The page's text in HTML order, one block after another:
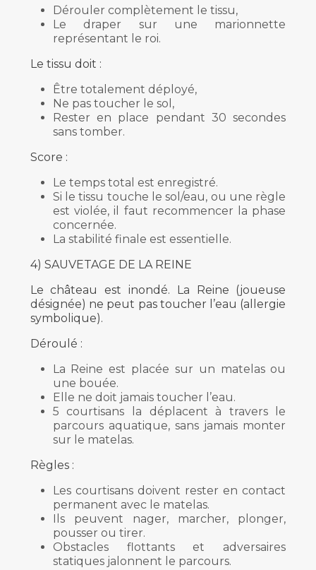
Dérouler complètement le tissu,
Le draper sur une marionnette
représentant le roi.
Le tissu doit :
Être totalement déployé,
Ne pas toucher le sol,
Rester en place pendant 30 secondes
sans tomber.
Score :
Le temps total est enregistré.
Si le tissu touche le sol/eau, ou une règle
est violée, il faut recommencer la phase
concernée.
La stabilité finale est essentielle.
4) SAUVETAGE DE LA REINE
Le château est inondé. La Reine (joueuse
désignée) ne peut pas toucher l’eau (allergie
symbolique).
Déroulé :
La Reine est placée sur un matelas ou
une bouée.
Elle ne doit jamais toucher l’eau.
5 courtisans la déplacent à travers le
parcours aquatique, sans jamais monter
sur le matelas.
Règles :
Les courtisans doivent rester en contact
permanent avec le matelas.
Ils peuvent nager, marcher, plonger,
pousser ou tirer.
Obstacles flottants et adversaires
statiques jalonnent le parcours.